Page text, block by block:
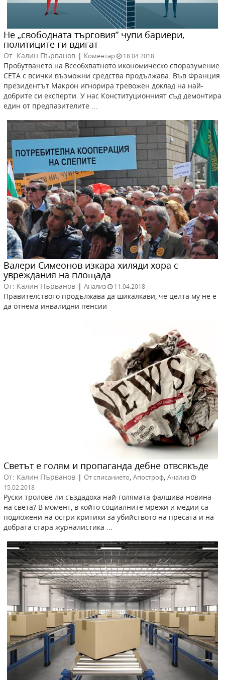
Не „свободната търговия” чупи бариери,
политиците ги вдигат
От: Калин Първанов | Коментар 18.04.2018
Пробутването на Всеобхватното икономическо споразумение
СЕТА с всички възможни средства продължава. Във Франция
президентът Макрон игнорира тревожен доклад на най-
добрите си експерти. У нас Конституционният съд демонтира
един от предпазителите ...
Валери Симеонов изкара хиляди хора с
увреждания на площада
От: Калин Първанов | Анализ 11.04.2018
Правителството продължава да шикалкави, че целта му не е
да отнема инвалидни пенсии
Светът е голям и пропаганда дебне отвсякъде
От: Калин Първанов | От списанието, Апостроф, Анализ
15.02.2018
Руски тролове ли създадоха най-голямата фалшива новина
на света? В момент, в който социалните мрежи и медии са
подложени на остри критики за убийството на пресата и на
добрата стара журналистика ...